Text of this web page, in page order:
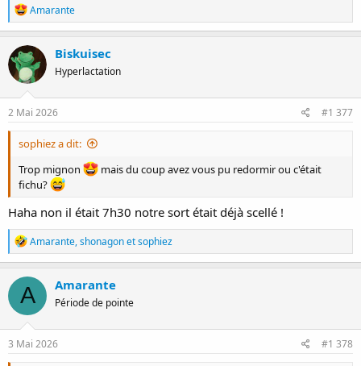
R
é
a
c
t
i
o
n
s
Amarante
Biskuisec
Hyperlactation
2 Mai 2026 #1 377
sophiez a dit:
Trop mignon
mais du coup avez vous pu redormir ou c'était
fichu?
Haha non il était 7h30 notre sort était déjà scellé !
R
é
a
c
t
o
n
s
Amarante,shonagonetsophiez
A Amarante
Période de pointe
3 Mai 2026 #1 378